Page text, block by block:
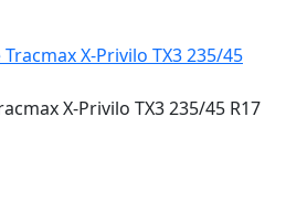
X-Privilo TX3 235/45 R17